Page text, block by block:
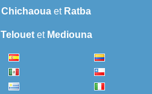
Chichaoua et Ratba
Telouetet Mediouna